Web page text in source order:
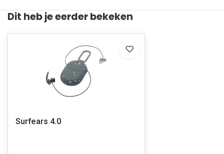
Dit heb je eerder bekeken
Surfears 4.0